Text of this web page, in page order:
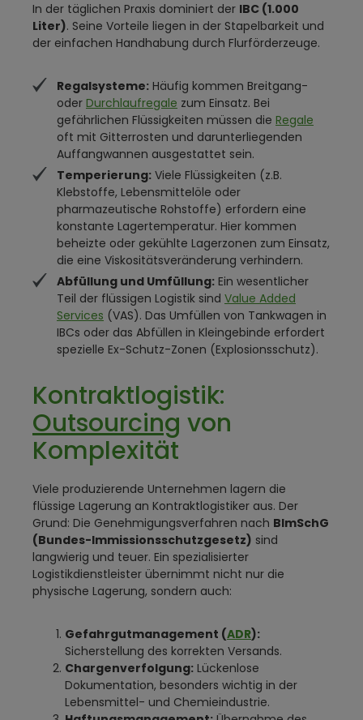
In der täglichen Praxis dominiert der IBC (1.000
Liter). Seine Vorteile liegen in der Stapelbarkeit und
der einfachen Handhabung durch Flurförderzeuge.
Regalsysteme: Häufig kommen Breitgang-
oder Durchlaufregale zum Einsatz. Bei
gefährlichen Flüssigkeiten müssen die Regale
oft mit Gitterrosten und darunterliegenden
Auffangwannen ausgestattet sein.
Temperierung: Viele Flüssigkeiten (z.B.
Klebstoffe, Lebensmittelöle oder
pharmazeutische Rohstoffe) erfordern eine
konstante Lagertemperatur. Hier kommen
beheizte oder gekühlte Lagerzonen zum Einsatz,
die eine Viskositätsveränderung verhindern.
Abfüllung und Umfüllung: Ein wesentlicher
Teil der flüssigen Logistik sind Value Added
Services (VAS). Das Umfüllen von Tankwagen in
IBCs oder das Abfüllen in Kleingebinde erfordert
spezielle Ex-Schutz-Zonen (Explosionsschutz).
Kontraktlogistik:
Outsourcing von
Komplexität
Viele produzierende Unternehmen lagern die
flüssige Lagerung an Kontraktlogistiker aus. Der
Grund: Die Genehmigungsverfahren nach BImSchG
(Bundes-Immissionsschutzgesetz) sind
langwierig und teuer. Ein spezialisierter
Logistikdienstleister übernimmt nicht nur die
physische Lagerung, sondern auch:
Gefahrgutmanagement (ADR):
Sicherstellung des korrekten Versands.
Chargenverfolgung: Lückenlose
Dokumentation, besonders wichtig in der
Lebensmittel- und Chemieindustrie.